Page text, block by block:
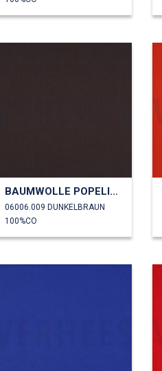
BAUMWOLLE POPELINE
06006.009 DUNKELBRAUN
100%CO